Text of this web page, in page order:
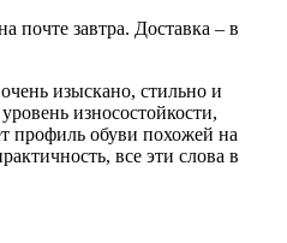
почте завтра. Доставка – в
изыскано, стильно и
износостойкости,
профиль обуви похожей на
все эти слова в